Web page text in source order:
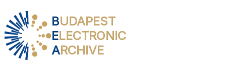
BUDAPEST
ELECTRONIC
ARCHIVE